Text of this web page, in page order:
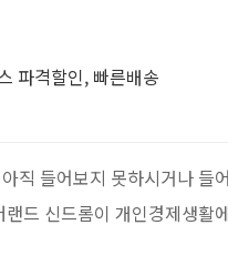
파격할인, 빠른배송
직 들어보지 못하시거나 들
드 신드롬이 개인경제생활